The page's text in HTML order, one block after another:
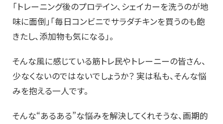
「トレーニング後のプロテイン、シェイカーを洗うのが地
味に面倒」「毎日コンビニでサラダチキンを買うのも飽
きたし、添加物も気になる」。
そんな風に感じている筋トレ民やトレーニーの皆さん、
少なくないのではないでしょうか？ 実は私も、そんな悩
みを抱える一人です。
そんな“あるある”な悩みを解決してくれそうな、画期的